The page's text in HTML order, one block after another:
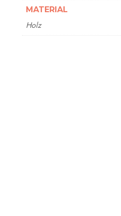
MATERIAL
Holz